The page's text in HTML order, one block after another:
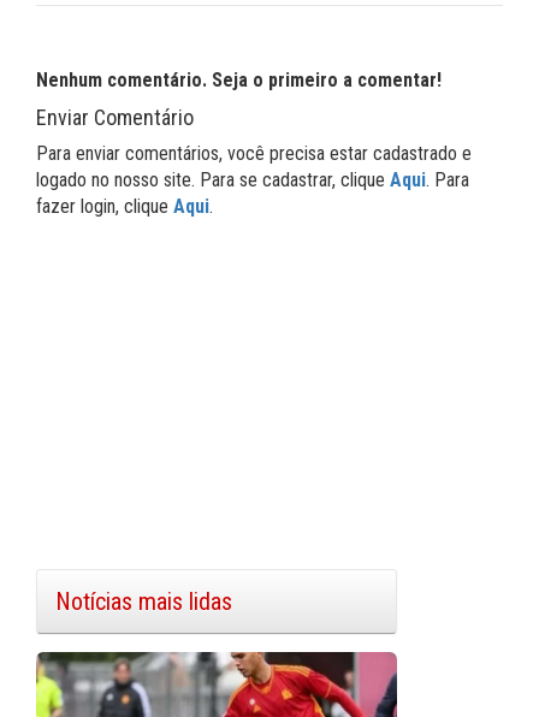
Nenhum comentário. Seja o primeiro a comentar!
Enviar Comentário
Para enviar comentários, você precisa estar cadastrado e
logado no nosso site. Para se cadastrar, clique Aqui. Para
fazer login, clique Aqui.
Notícias mais lidas